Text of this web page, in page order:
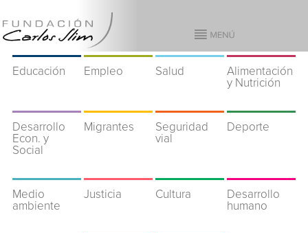
Educación Empleo Salud
Alimentación
y Nutrición
Desarrollo
Econ. y
Social
Migrantes
Seguridad
vial
Deporte
Medio
ambiente
Justicia Cultura
Desarrollo
humano